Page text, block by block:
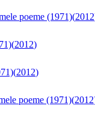
poeme (1971)(2012
(2012)
(2012)
poeme (1971)(2012